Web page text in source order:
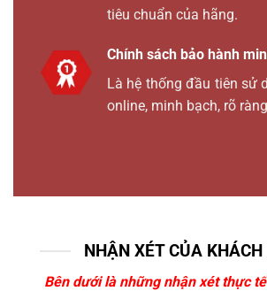
tiêu chuẩn của hãng.
Chính sách bảo hành
Là hệ thống đầu tiên sử
online, minh bạch, rõ
NHẬN XÉT CỦA KHÁCH
Bên dưới là những nhận xét thực